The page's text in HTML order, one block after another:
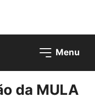
Menu
da MULA